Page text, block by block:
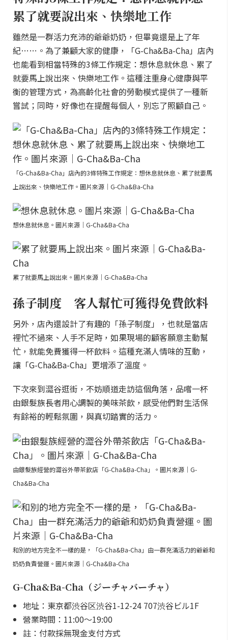
累了就要說出來、快樂地工作
雖然是一群活力充沛的爺爺奶奶，但畢竟還是上了年
紀……。為了兼顧大家的健康，「G-Cha&Ba-Cha」店內
也能看到相當特殊的3條工作規定：想休息就休息、累了
就要馬上說出來、快樂地工作。這種注重身心健康與平
衡的管理方式，為高齡化社會的勞動模式提供了一種新
嘗試；同時，好像也在提醒每個人，別忘了照顧自己。
「G-Cha&Ba-Cha」店內的3條特殊工作規定：想休息就休息、累了就要馬
上說出來、快樂地工作。圖片來源｜G-Cha&Ba-Cha
想休息就休息。圖片來源｜G-Cha&Ba-Cha
累了就要馬上說出來。圖片來源｜G-Cha&Ba-Cha
孫子制度 客人幫忙可獲得免費飲料
另外，店內還設計了有趣的「孫子制度」，也就是當店
裡忙不過來、人手不足時，如果現場的顧客願意主動幫
忙，就能免費獲得一杯飲料。這種充滿人情味的互動，
讓「G-Cha&Ba-Cha」更增添了溫度。
下次來到澀谷逛街，不妨順道走訪這個角落，品嚐一杯
由銀髮族長者用心調製的美味茶飲，感受他們對生活保
有餘裕的輕鬆氛圍，與真切踏實的活力。
由銀髮族經營的澀谷外帶茶飲店「G-Cha&Ba-Cha」。圖片來源｜G-
Cha&Ba-Cha
和別的地方完全不一樣的是，「G-Cha&Ba-Cha」由一群充滿活力的爺爺和
奶奶負責營運。圖片來源｜G-Cha&Ba-Cha
G-Cha&Ba-Cha（ジーチャバーチャ）
地址：東京都渋谷区渋谷1-12-24 707渋谷ビル1F
營業時間：11:00～19:00
註：付款採無現金支付方式